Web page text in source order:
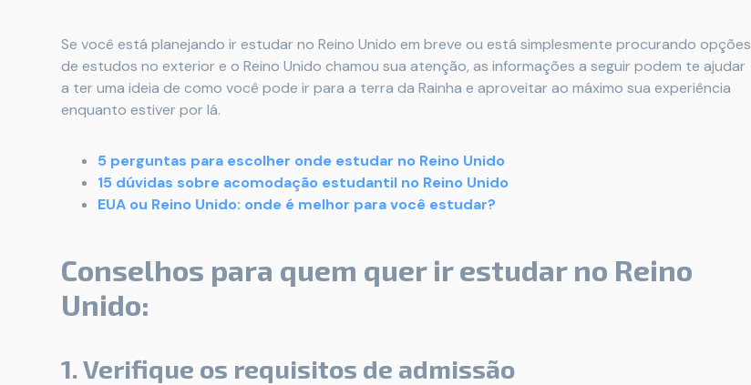
Se você está planejando ir estudar no Reino Unido em breve ou está simplesmente procurando opções
de estudos no exterior e o Reino Unido chamou sua atenção, as informações a seguir podem te ajudar
a ter uma ideia de como você pode ir para a terra da Rainha e aproveitar ao máximo sua experiência
enquanto estiver por lá.
5 perguntas para escolher onde estudar no Reino Unido
15 dúvidas sobre acomodação estudantil no Reino Unido
EUA ou Reino Unido: onde é melhor para você estudar?
Conselhos para quem quer ir estudar no Reino
Unido:
1. Verifique os requisitos de admissão